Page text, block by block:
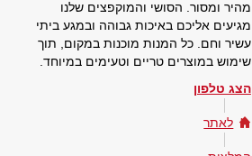
מהיר ומסור. הסושי והמוקפצים שלנו
מגיעים אליכם באיכות גבוהה ובמגע ביתי
עשיר וחם. כל המנות מוכנות במקום, תוך
שימוש במוצרים טריים וטעימים במיוחד.
הצג טלפון
לאתר